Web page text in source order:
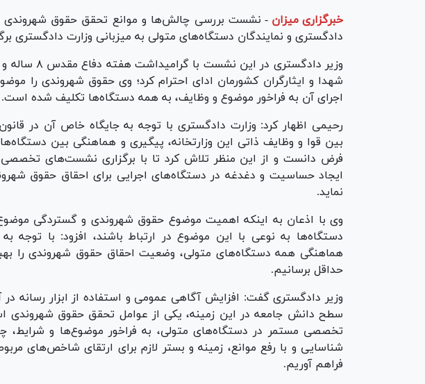
خبرگزاری میزان - نشست بررسی چالش‌ها و موانع تحقق حقوق شهروندی
دادگستری و نمایندگان دستگاه‌های متولی به میزبانی وزارت دادگستری
شهدا و ایثارگران کشورمان ادای احترام کرد؛ وی حقوق شهروندی را
اجرای آن به فراخور موضوع و وظایف، به همه دستگاه‌ها تکلیف شده است.
رحیمی اظهار کرد: وزارت دادگستری با توجه به جایگاه خاص آن در
بین قوا و وظایف ذاتی این وزارتخانه، پیگیری و هماهنگی بین
فرض دانست و از این منظر تلاش کرد تا با برگزاری نشست‌های
ایجاد حساسیت و دغدغه در دستگاه‌های اجرایی برای احقاق حقوق
نماید.
وی با اذعان به اینکه اهمیت موضوع حقوق شهروندی و گستردگی
دستگاه‌ها به نوعی با این موضوع در ارتباط باشند، افزود: با
هماهنگی همه دستگاه‌های متولی، وضعیت احقاق حقوق شهروندی را
حداقل برسانیم.
وزیر دادگستری گفت: افزایش آگاهی عمومی و استفاده از ابزار رسانه
سطح دانش جامعه در این زمینه، یکی از عوامل تحقق حقوق
تخصصی مستمر در دستگاه‌های متولی، به فراخور موضوع‌ها و
شناسایی و با رفع موانع، زمینه و بستر لازم برای ارتقای شاخص‌های
فراهم آوریم.